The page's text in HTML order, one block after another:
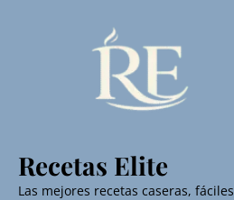
Recetas Elite
Las mejores recetas caseras,